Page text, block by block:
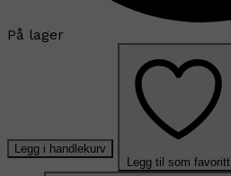
På lager
Legg i handlekurv
Legg til som favoritt